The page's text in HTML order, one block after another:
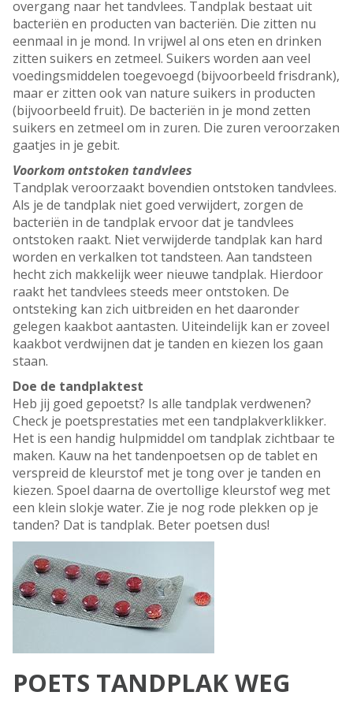
overgang naar het tandvlees. Tandplak bestaat uit
bacteriën en producten van bacteriën. Die zitten nu
eenmaal in je mond. In vrijwel al ons eten en drinken
zitten suikers en zetmeel. Suikers worden aan veel
voedingsmiddelen toegevoegd (bijvoorbeeld frisdrank),
maar er zitten ook van nature suikers in producten
(bijvoorbeeld fruit). De bacteriën in je mond zetten
suikers en zetmeel om in zuren. Die zuren veroorzaken
gaatjes in je gebit.
Voorkom ontstoken tandvlees
Tandplak veroorzaakt bovendien ontstoken tandvlees.
Als je de tandplak niet goed verwijdert, zorgen de
bacteriën in de tandplak ervoor dat je tandvlees
ontstoken raakt. Niet verwijderde tandplak kan hard
worden en verkalken tot tandsteen. Aan tandsteen
hecht zich makkelijk weer nieuwe tandplak. Hierdoor
raakt het tandvlees steeds meer ontstoken. De
ontsteking kan zich uitbreiden en het daaronder
gelegen kaakbot aantasten. Uiteindelijk kan er zoveel
kaakbot verdwijnen dat je tanden en kiezen los gaan
staan.
Doe de tandplaktest
Heb jij goed gepoetst? Is alle tandplak verdwenen?
Check je poetsprestaties met een tandplakverklikker.
Het is een handig hulpmiddel om tandplak zichtbaar te
maken. Kauw na het tandenpoetsen op de tablet en
verspreid de kleurstof met je tong over je tanden en
kiezen. Spoel daarna de overtollige kleurstof weg met
een klein slokje water. Zie je nog rode plekken op je
tanden? Dat is tandplak. Beter poetsen dus!
POETS TANDPLAK WEG